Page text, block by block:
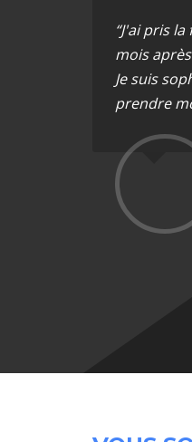
“J'ai pris
mois
Je suis
prendre